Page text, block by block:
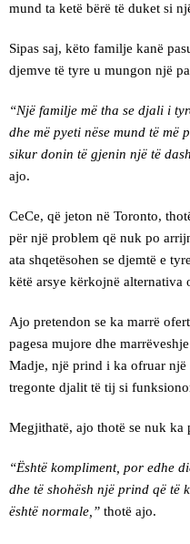
mund ta ketë bërë të duket si
Sipas saj, këto familje kanë
djemve të tyre u mungon një
“Një familje më tha se djali i
dhe më pyeti nëse mund të më
sikur donin të gjenin një të
ajo.
CeCe, që jeton në Toronto,
për një problem që nuk po
ata shqetësohen se djemtë e
këtë arsye kërkojnë alternativa
Ajo pretendon se ka marrë
pagesa mujore dhe
Madje, një prind i ka ofruar një
tregonte djalit të tij si
Megjithatë, ajo thotë se nuk ka
“Është kompliment, por edhe
dhe të shohësh një prind që të
është normale,” thotë ajo.